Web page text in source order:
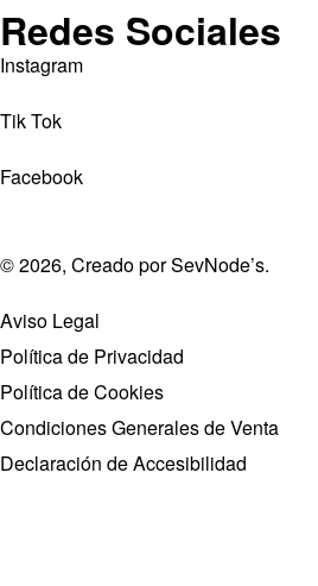
Redes Sociales
Instagram
Tik Tok
Facebook
© 2026, Creado porSevNode’s.
Aviso Legal
Política de Privacidad
Política de Cookies
Condiciones Generales de Venta
Declaración de Accesibilidad